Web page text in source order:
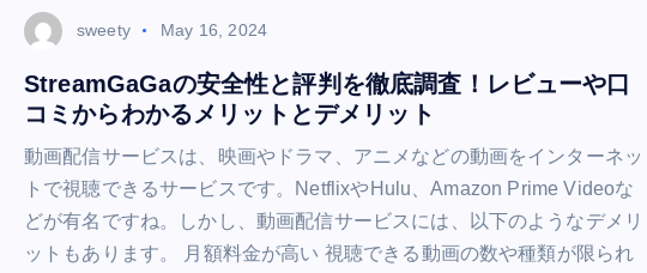
sweety May 16, 2024
StreamGaGaの安全性と評判を徹底調査！レビューや口
コミからわかるメリットとデメリット
動画配信サービスは、映画やドラマ、アニメなどの動画をインターネッ
トで視聴できるサービスです。NetflixやHulu、Amazon Prime Videoな
どが有名ですね。しかし、動画配信サービスには、以下のようなデメリ
ットもあります。 月額料金が高い 視聴できる動画の数や種類が限られ